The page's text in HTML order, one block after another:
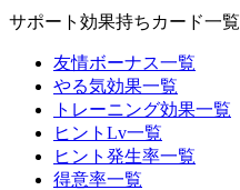
サポート効果持ちカード一覧
友情ボーナス一覧
やる気効果一覧
トレーニング効果一覧
ヒントLv一覧
ヒント発生率一覧
得意率一覧